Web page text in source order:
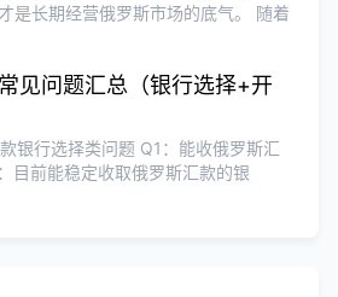
是长期经营俄罗斯市场的底气。 随着
见问题汇总（银行选择+开
银行选择类问题 Q1：能收俄罗斯汇
目前能稳定收取俄罗斯汇款的银